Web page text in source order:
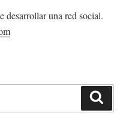
desarrollar una red social.